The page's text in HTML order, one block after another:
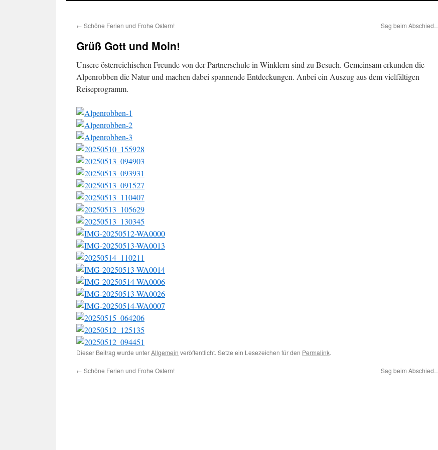
← Schöne Ferien und Frohe Ostern! Sag beim Abschied…
Grüß Gott und Moin!
Unsere österreichischen Freunde von der Partnerschule in Winklern sind zu Besuch. Gemeinsam erkunden die
Alpenrobben die Natur und machen dabei spannende Entdeckungen. Anbei ein Auszug aus dem vielfältigen
Reiseprogramm.
Dieser Beitrag wurde unterAllgemein veröffentlicht. Setze ein Lesezeichen für den Permalink.
← Schöne Ferien und Frohe Ostern! Sag beim Abschied…